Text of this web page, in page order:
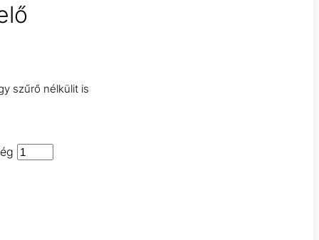
szűrő nélkülit is